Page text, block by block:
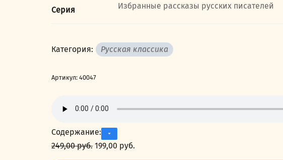
Серия Избранные рассказы русских писателей
Категория: Русская классика
Артикул: 40047
Содержание:
249,00руб. Первоначальная
199,00 руб.